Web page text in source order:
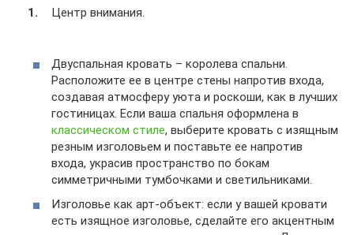
Центр внимания.
Двуспальная кровать – королева спальни.
Расположите ее в центре стены напротив входа,
создавая атмосферу уюта и роскоши, как в лучших
гостиницах. Если ваша спальня оформлена в
классическом стиле, выберите кровать с изящным
резным изголовьем и поставьте ее напротив
входа, украсив пространство по бокам
симметричными тумбочками и светильниками.
Изголовье как арт-объект: если у вашей кровати
есть изящное изголовье, сделайте его акцентным